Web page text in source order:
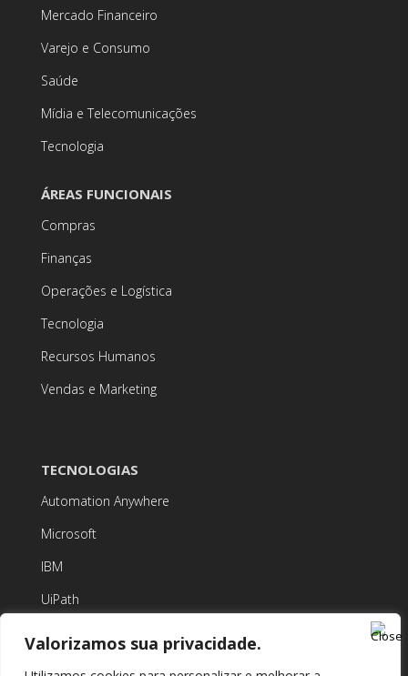
Valorizamos sua privacidade.
Mercado Financeiro
Varejo e Consumo
Saúde
Mídia e Telecomunicações
Tecnologia
ÁREAS FUNCIONAIS
Compras
Finanças
Operações e Logística
Tecnologia
Recursos Humanos
Vendas e Marketing
TECNOLOGIAS
Automation Anywhere
Microsoft
IBM
UiPath